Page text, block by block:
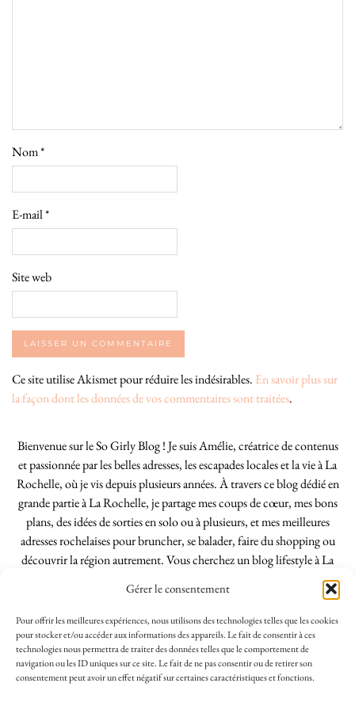
Gérer le consentement
Pour offrir les meilleures expériences, nous utilisons des technologies telles que les cookies
pour stocker et/ou accéder aux informations des appareils. Le fait de consentir à ces
technologies nous permettra de traiter des données telles que le comportement de
navigation ou les ID uniques sur ce site. Le fait de ne pas consentir ou de retirer son
consentement peut avoir un effet négatif sur certaines caractéristiques et fonctions.
Nom*
E-mail*
Site web
Ce site utilise Akismet pour réduire les indésirables. En savoir plus sur
la façon dont les données de vos commentaires sont traitées.
Bienvenue sur le So Girly Blog ! Je suis Amélie, créatrice de contenus
et passionnée par les belles adresses, les escapades locales et la vie à La
Rochelle, où je vis depuis plusieurs années. À travers ce blog dédié en
grande partie à La Rochelle, je partage mes coups de cœur, mes bons
plans, des idées de sorties en solo ou à plusieurs, et mes meilleures
adresses rochelaises pour bruncher, se balader, faire du shopping ou
découvrir la région autrement. Vous cherchez un blog lifestyle à La
Rochelle, tenu par une locale ? Vous êtes au bon endroit. Que vous
soyez Rochelais·e ou de passage dans notre belle ville, j’espère que mes
articles vous aideront à profiter de La Rochelle comme un·e vrai·e
initié·e. !